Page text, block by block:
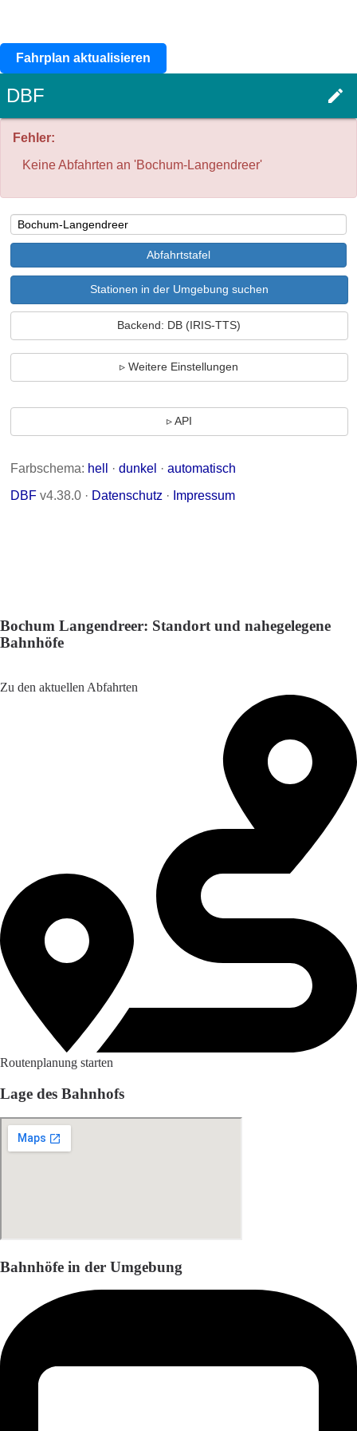
Fahrplan aktualisieren
Bochum Langendreer: Standort und nahegelegene
Bahnhöfe
Zu den aktuellen Abfahrten
Routenplanung starten
Lage des Bahnhofs
Bahnhöfe in der Umgebung